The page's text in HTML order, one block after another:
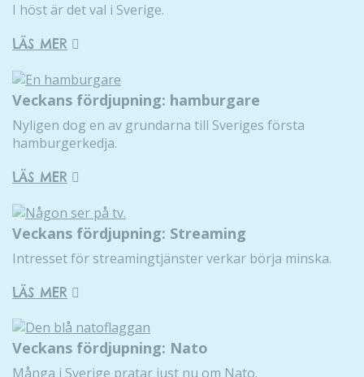
I höst är det val i Sverige.
LÄS MER
Veckans fördjupning: hamburgare
Nyligen dog en av grundarna till Sveriges första
hamburgerkedja.
LÄS MER
Veckans fördjupning: Streaming
Intresset för streamingtjänster verkar börja minska.
LÄS MER
Veckans fördjupning: Nato
Många i Sverige pratar just nu om Nato.